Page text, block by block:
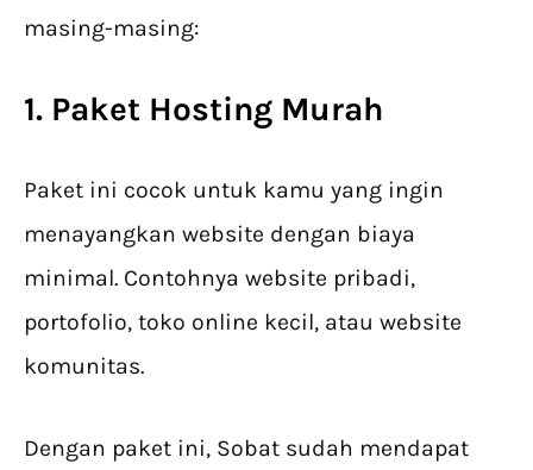
masing-masing:
1. Paket Hosting Murah
Paket ini cocok untuk kamu yang ingin
menayangkan website dengan biaya
minimal. Contohnya website pribadi,
portofolio, toko online kecil, atau website
komunitas.
Dengan paket ini, Sobat sudah mendapat